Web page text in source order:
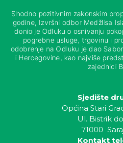
Shodno pozitivnim zakonskim
godine, Izvršni odbor Medžlisa
donio je Odluku o osnivanju
pogrebne usluge, trgovinu i
odobrenje na Odluku je dao
i Hercegovine, kao najviše
zajednici
Sjedište
Općina Stari
Ul. Bistrik
71000
Kontakt